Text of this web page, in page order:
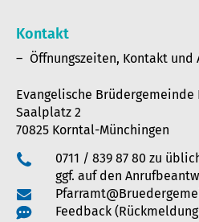
Kontakt
Öffnungszeiten, Kontakt
Evangelische Brüdergemeinde
Saalplatz 2
70825 Korntal-Münchingen
0711 / 839 87 80 zu
ggf. auf den
Feedback